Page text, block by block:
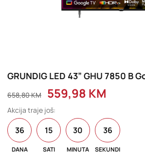
GRUNDIG LED 43” GHU 7850 B
658,80KM 559,98 KM
Akcija traje još:
36
DANA
15
SATI
30
MINUTA
36
SEKUNDI